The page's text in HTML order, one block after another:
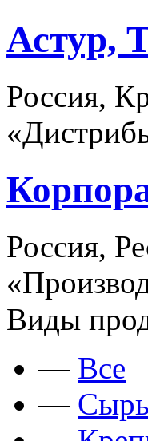
Астур,
Россия,
Россия,
Виды
— Все
—